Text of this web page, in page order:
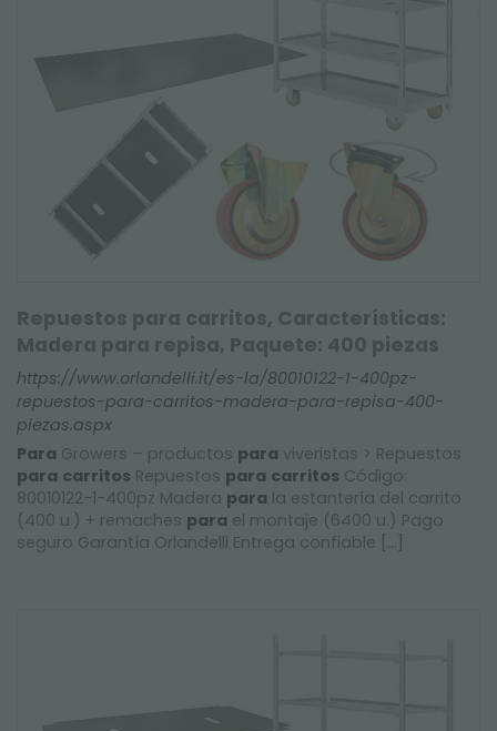
Repuestos para carritos, Características:
Madera para repisa, Paquete: 400 piezas
https://www.orlandelli.it/es-la/80010122-1-400pz-
repuestos-para-carritos-madera-para-repisa-400-
piezas.aspx
Para Growers – productos para viveristas > Repuestos
para carritos Repuestos para carritos Código:
80010122-1-400pz Madera para la estantería del carrito
(400 u.) + remaches para el montaje (6400 u.) Pago
seguro Garantía Orlandelli Entrega confiable [...]